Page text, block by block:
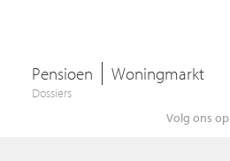
Pensioen Woningmarkt
Dossiers
Volg ons op